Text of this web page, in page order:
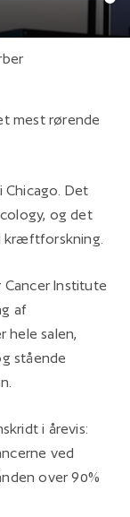
mest rørende
Chicago. Det
og det
kræftforskning.
Cancer Institute
af
hele salen,
stående
i årevis:
ved
over 90%